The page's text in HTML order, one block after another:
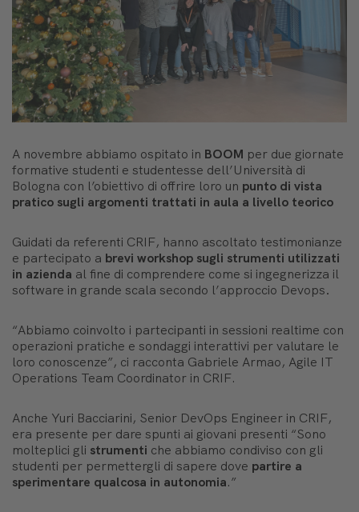
A novembre abbiamo ospitato in BOOM per due giornate
formative studenti e studentesse dell’Università di
Bologna con l’obiettivo di offrire loro un punto di vista
pratico sugli argomenti trattati in aula a livello teorico
Guidati da referenti CRIF, hanno ascoltato testimonianze
e partecipato a brevi workshop sugli strumenti utilizzati
in azienda al fine di comprendere come si ingegnerizza il
software in grande scala secondo l’approccio Devops.
“Abbiamo coinvolto i partecipanti in sessioni realtime con
operazioni pratiche e sondaggi interattivi per valutare le
loro conoscenze”, ci racconta Gabriele Armao, Agile IT
Operations Team Coordinator in CRIF.
Anche Yuri Bacciarini, Senior DevOps Engineer in CRIF,
era presente per dare spunti ai giovani presenti “Sono
molteplici gli strumenti che abbiamo condiviso con gli
studenti per permettergli di sapere dove partire a
sperimentare qualcosa in autonomia.”